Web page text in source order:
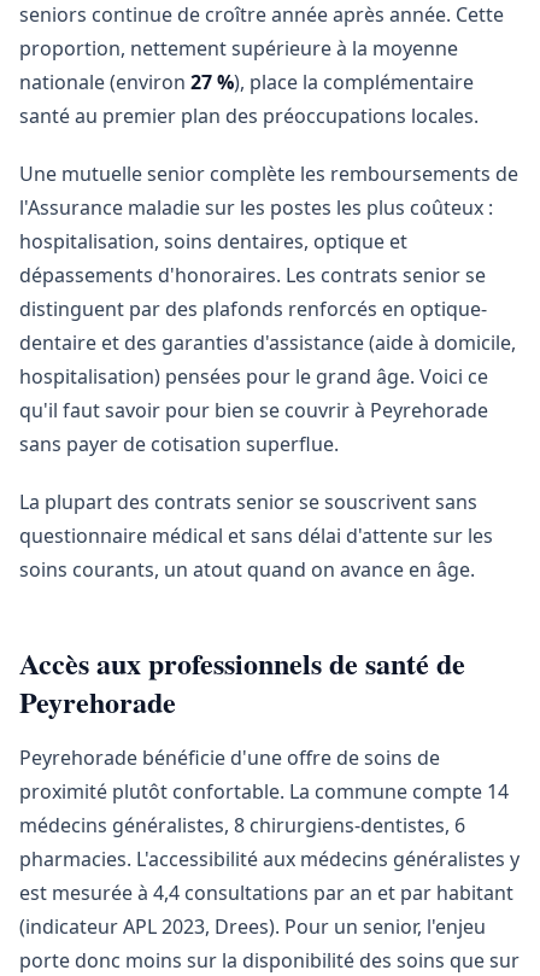
seniors continue de croître année après année. Cette
proportion, nettement supérieure à la moyenne
nationale (environ 27 %), place la complémentaire
santé au premier plan des préoccupations locales.
Une mutuelle senior complète les remboursements de
l'Assurance maladie sur les postes les plus coûteux :
hospitalisation, soins dentaires, optique et
dépassements d'honoraires. Les contrats senior se
distinguent par des plafonds renforcés en optique-
dentaire et des garanties d'assistance (aide à domicile,
hospitalisation) pensées pour le grand âge. Voici ce
qu'il faut savoir pour bien se couvrir à Peyrehorade
sans payer de cotisation superflue.
La plupart des contrats senior se souscrivent sans
questionnaire médical et sans délai d'attente sur les
soins courants, un atout quand on avance en âge.
Accès aux professionnels de santé de
Peyrehorade
Peyrehorade bénéficie d'une offre de soins de
proximité plutôt confortable. La commune compte 14
médecins généralistes, 8 chirurgiens-dentistes, 6
pharmacies. L'accessibilité aux médecins généralistes y
est mesurée à 4,4 consultations par an et par habitant
(indicateur APL 2023, Drees). Pour un senior, l'enjeu
porte donc moins sur la disponibilité des soins que sur